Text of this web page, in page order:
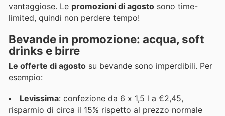
vantaggiose. Le promozioni di agosto sono time-
limited, quindi non perdere tempo!
Bevande in promozione: acqua, soft
drinks e birre
Le offerte di agosto su bevande sono imperdibili. Per
esempio:
Levissima: confezione da 6 x 1,5 l a €2,45,
risparmio di circa il 15% rispetto al prezzo normale